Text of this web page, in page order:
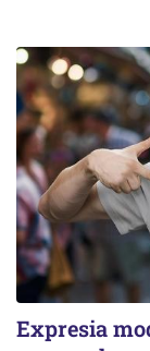
Expresia